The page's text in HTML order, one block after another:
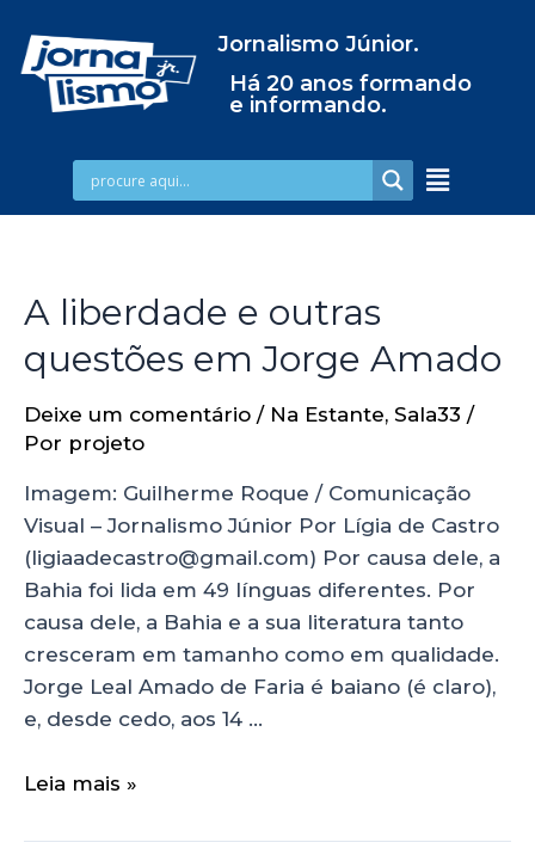
Jornalismo Júnior.
Há 20 anos formando
e informando.
A liberdade e outras
questões em Jorge Amado
Deixe um comentário / Na Estante, Sala33 /
Por projeto
Imagem: Guilherme Roque / Comunicação
Visual – Jornalismo Júnior Por Lígia de Castro
(ligiaadecastro@gmail.com) Por causa dele, a
Bahia foi lida em 49 línguas diferentes. Por
causa dele, a Bahia e a sua literatura tanto
cresceram em tamanho como em qualidade.
Jorge Leal Amado de Faria é baiano (é claro),
e, desde cedo, aos 14 …
Leia mais »